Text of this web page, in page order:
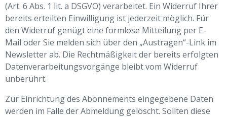
(Art. 6 Abs. 1 lit. a DSGVO) verarbeitet. Ein Widerruf Ihrer
bereits erteilten Einwilligung ist jederzeit möglich. Für
den Widerruf genügt eine formlose Mitteilung per E-
Mail oder Sie melden sich über den „Austragen“-Link im
Newsletter ab. Die Rechtmäßigkeit der bereits erfolgten
Datenverarbeitungsvorgänge bleibt vom Widerruf
unberührt.
Zur Einrichtung des Abonnements eingegebene Daten
werden im Falle der Abmeldung gelöscht. Sollten diese